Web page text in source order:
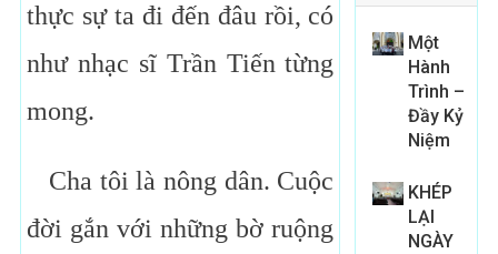
thực sự ta đi đến đâu rồi, có
như nhạc sĩ Trần Tiến từng
mong.
Cha tôi là nông dân. Cuộc
đời gắn với những bờ ruộng
Một
Hành
Trình –
Đầy Kỷ
Niệm
KHÉP
LẠI
NGÀY